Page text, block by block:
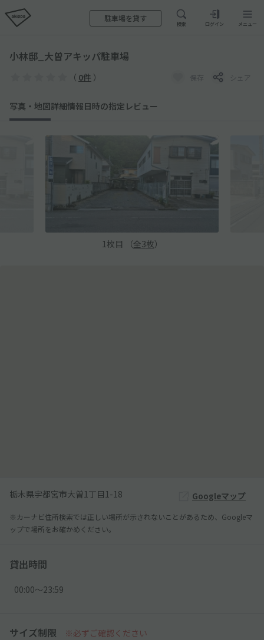
駐車場を貸す
検索 ログイン メニュー
小林邸_大曽アキッパ駐車場
（ 0件 ） 保存 シェア
写真・地図詳細情報日時の指定 レビュー
1枚目 （全3枚）
栃木県宇都宮市大曽1丁目1-18 Googleマップ
※カーナビ住所検索では正しい場所が示されないことがあるため、Googleマ
ップで場所をお確かめください。
貸出時間
00:00〜23:59
サイズ制限 ※必ずご確認ください